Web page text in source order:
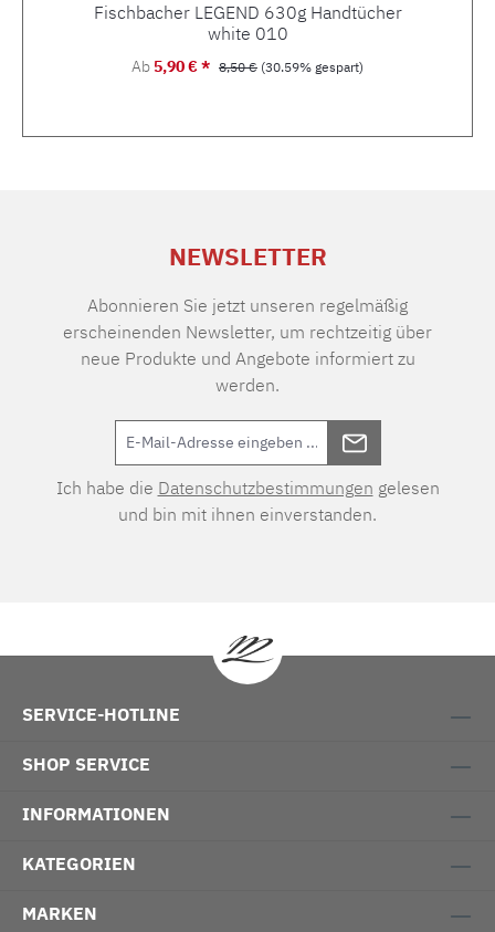
Fischbacher LEGEND 630g Handtücher
white 010
Verkaufspreis:
Ab 5,90 € * Regulärer Preis:
8,50 € (30.59% gespart)
NEWSLETTER
Abonnieren Sie jetzt unseren regelmäßig
erscheinenden Newsletter, um rechtzeitig über
neue Produkte und Angebote informiert zu
werden.
Ich habe die Datenschutzbestimmungen gelesen
und bin mit ihnen einverstanden.
SERVICE-HOTLINE
SHOP SERVICE
INFORMATIONEN
KATEGORIEN
MARKEN